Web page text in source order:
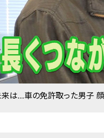
は…車の免許取った男子